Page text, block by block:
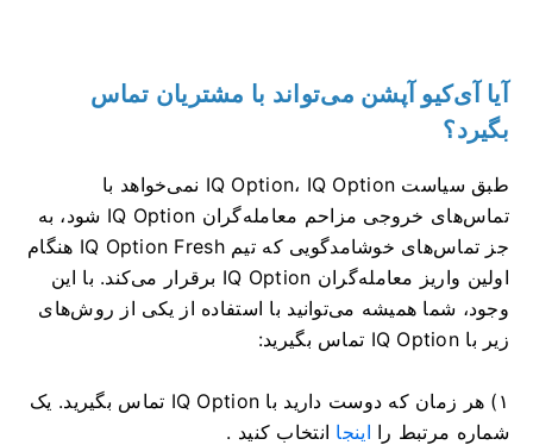
آیا آی‌کیو آپشن می‌تواند با مشتریان تماس
بگیرد؟
طبق سیاست IQ Option، IQ Option نمی‌خواهد با
تماس‌های خروجی مزاحم معامله‌گران IQ Option شود، به
جز تماس‌های خوشامدگویی که تیم IQ Option Fresh هنگام
اولین واریز معامله‌گران IQ Option برقرار می‌کند. با این
وجود، شما همیشه می‌توانید با استفاده از یکی از روش‌های
زیر با IQ Option تماس بگیرید:
۱) هر زمان که دوست دارید با IQ Option تماس بگیرید. یک
شماره مرتبط را اینجا انتخاب کنید .